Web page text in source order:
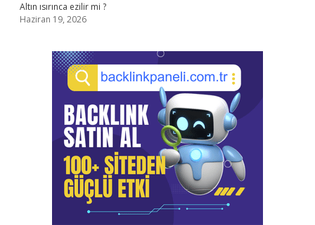
Altın ısırınca ezilir mi ?
Haziran 19, 2026